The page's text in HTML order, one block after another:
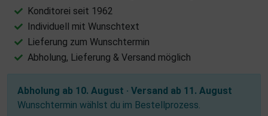
Konditorei seit 1962
Individuell mit Wunschtext
Lieferung zum Wunschtermin
Abholung, Lieferung & Versand möglich
Abholung ab 10. August · Versand ab 11. August
Wunschtermin wählst du im Bestellprozess.